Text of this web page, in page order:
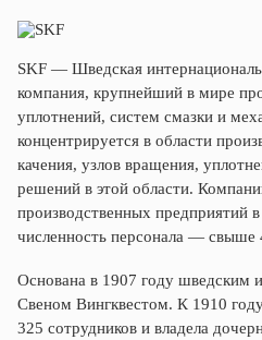
SKF — Шведская
компания, крупнейший в мире
уплотнений, систем смазки и
концентрируется в области
качения, узлов вращения,
решений в этой области.
производственных предприятий
численность персонала — свыше
Основана в 1907 году шведским
Свеном Вингквестом. К 1910
325 сотрудников и владела